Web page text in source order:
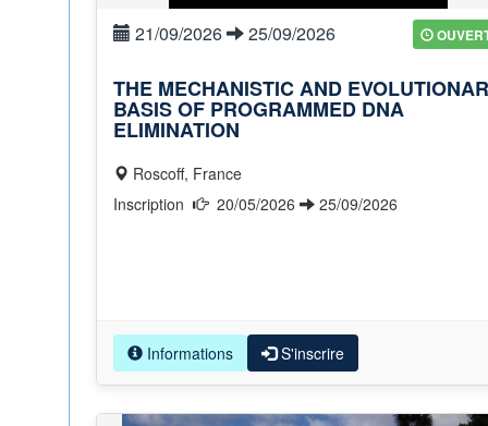
21/09/2026 25/09/2026
THE MECHANISTIC AND
BASIS OF PROGRAMMED DNA
ELIMINATION
Roscoff, France
20/05/2026 25/09/2026
Informations S'inscrire